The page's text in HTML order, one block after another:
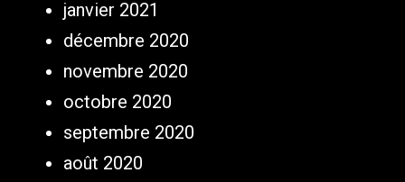
janvier 2021
décembre 2020
novembre 2020
octobre 2020
septembre 2020
août 2020